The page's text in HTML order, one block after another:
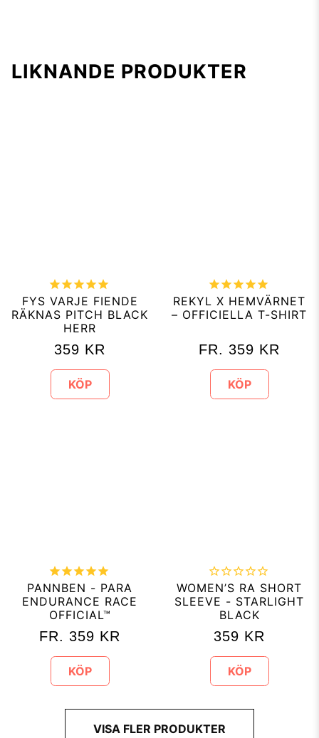
LIKNANDE PRODUKTER
FYS VARJE FIENDE
RÄKNAS PITCH BLACK
HERR
359 KR
KÖP
REKYL X HEMVÄRNET
– OFFICIELLA T-SHIRT
FR. 359 KR
KÖP
PANNBEN - PARA
ENDURANCE RACE
OFFICIAL™
FR. 359 KR
KÖP
WOMEN’S RA SHORT
SLEEVE - STARLIGHT
BLACK
359 KR
KÖP
VISA FLER PRODUKTER